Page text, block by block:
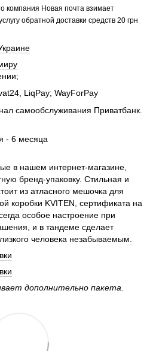
компания Новая почта взимает
обратной доставки средств 20 грн
LiqPay; WayForPay
самообслуживания Приватбанк.
- 6 месяца
в нашем интернет-магазине,
бренд-упаковку. Стильная и
из атласного мешочка для
коробки KVITEN, сертификата на
особое настроение при
и в тандеме сделает
человека незабываемым
дополнительно пакета.